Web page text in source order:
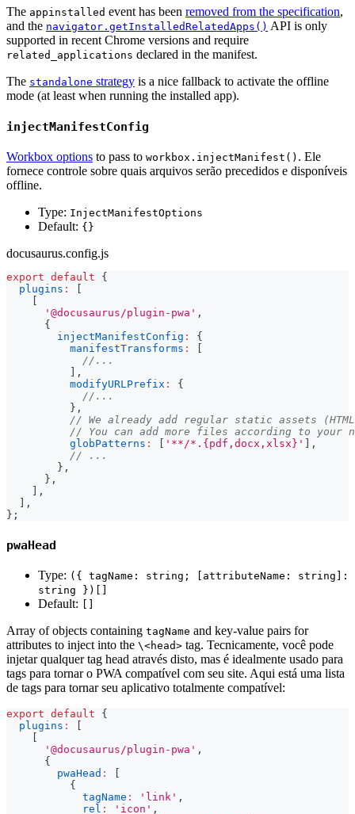
The appinstalled event has been removed from the specification,
and the navigator.getInstalledRelatedApps() API is only
supported in recent Chrome versions and require
related_applications declared in the manifest.
The standalone strategy is a nice fallback to activate the offline
mode (at least when running the installed app).
injectManifestConfig
Workbox options to pass to workbox.injectManifest() . Ele
fornece controle sobre quais arquivos serão precedidos e disponíveis
offline.
Type: InjectManifestOptions
Default: {}
docusaurus.config.js
export default
{
plugins :
'@docusaurus/plugin-pwa' ,
{
injectManifestConfig :
{
manifestTransforms :
//...
,
modifyURLPrefix :
{
//...
} ,
// We already add regular static assets
// You can add more files according to your
globPatterns : '**/*.{pdf,docx,xlsx}'
,
// ...
} ,
} ,
,
,
} ;
pwaHead
Type: ({ tagName: string; [attributeName: string]:
string })[]
Default: []
Array of objects containing tagName and key-value pairs for
attributes to inject into the \<head> tag. Tecnicamente, você pode
injetar qualquer tag head através disto, mas é idealmente usado para
tags para tornar o PWA compatível com seu site. Aqui está uma lista
de tags para tornar seu aplicativo totalmente compatível:
export default
{
plugins :
[
[
'@docusaurus/plugin-pwa' ,
{
pwaHead :
[
{
tagName : 'link' ,
rel : 'icon' ,